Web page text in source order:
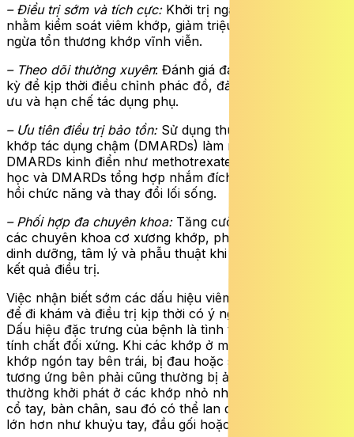
– Điều trị sớm và tích cực:Khởi trị ngay từ giai đoạn đầu
nhằm kiểm soát viêm khớp, giảm triệu chứng và ngăn
ngừa tổn thương khớp vĩnh viễn.
– Theo dõi thường xuyên: Đánh giá đáp ứng điều trị định
kỳ để kịp thời điều chỉnh phác đồ, đảm bảo hiệu quả tối
ưu và hạn chế tác dụng phụ.
– Ưu tiên điều trị bảo tồn:Sử dụng thuốc chống thấp
khớp tác dụng chậm (DMARDs) làm nền tảng, bao gồm
DMARDs kinh điển như methotrexate, DMARDs sinh
học và DMARDs tổng hợp nhắm đích, kết hợp với phục
hồi chức năng và thay đổi lối sống.
– Phối hợp đa chuyên khoa: Tăng cường hợp tác giữa
các chuyên khoa cơ xương khớp, phục hồi chức năng,
dinh dưỡng, tâm lý và phẫu thuật khi cần để tối ưu hóa
kết quả điều trị.
Việc nhận biết sớm các dấu hiệu viêm khớp dạng thấp
để đi khám và điều trị kịp thời có ý nghĩa rất quan trọng.
Dấu hiệu đặc trưng của bệnh là tình trạng viêm khớp có
tính chất đối xứng. Khi các khớp ở một bên cơ thể, như
khớp ngón tay bên trái, bị đau hoặc sưng thì các khớp
tương ứng bên phải cũng thường bị ảnh hưởng. Bệnh
thường khởi phát ở các khớp nhỏ như khớp ngón tay,
cổ tay, bàn chân, sau đó có thể lan dần đến các khớp
lớn hơn như khuỷu tay, đầu gối hoặc khớp háng.